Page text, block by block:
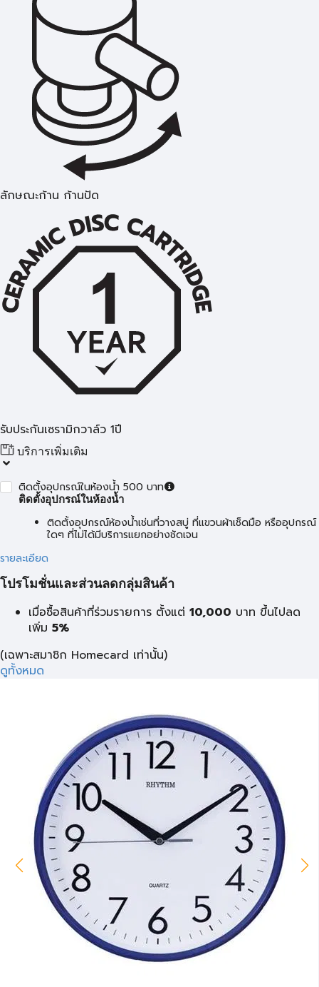
ลักษณะก้าน ก้านปัด
รับประกันเซรามิกวาล์ว 1ปี
บริการเพิ่มเติม
ติดตั้งอุปกรณ์ในห้องน้ำ 500 บาท
ติดตั้งอุปกรณ์ในห้องน้ำ
ติดตั้งอุปกรณ์ห้องน้ำเช่นที่วางสบู่ ที่แขวนผ้าเช็ดมือ หรืออุปกรณ์
ใดๆ ที่ไม่ได้มีบริการแยกอย่างชัดเจน
รายละเอียด
โปรโมชั่นและส่วนลดกลุ่มสินค้า
เมื่อซื้อสินค้าที่ร่วมรายการ ตั้งแต่ 10,000 บาท ขึ้นไปลด
เพิ่ม 5%
(เฉพาะสมาชิก Homecard เท่านั้น)
ดูทั้งหมด